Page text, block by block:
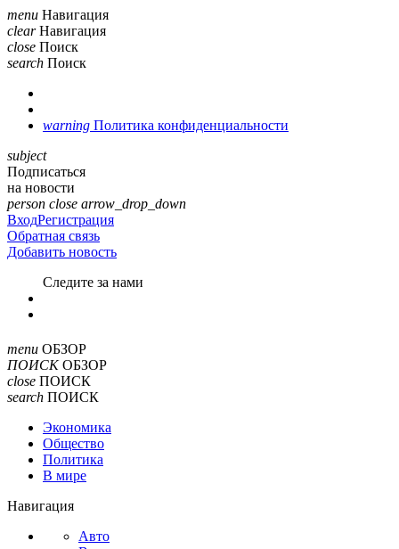
menu Навигация
clear Навигация
close Поиск
search Поиск
warning Политика конфиденциальности
subject
Подписаться
на новости
person close arrow_drop_down
ВходРегистрация
Обратная связь
Добавить новость
Cледите за нами
menu ОБЗОР
ПОИСК ОБЗОР
close ПОИСК
search ПОИСК
Экономика
Общество
Политика
В мире
Навигация
Авто